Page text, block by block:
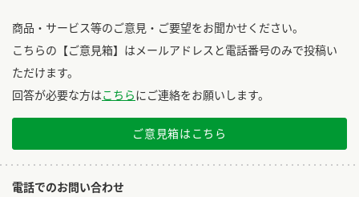
商品・サービス等のご意見・ご要望をお聞かせください。
こちらの【ご意見箱】はメールアドレスと電話番号のみで投稿い
ただけます。
回答が必要な方はこちらにご連絡をお願いします。
ご意見箱はこちら
電話でのお問い合わせ